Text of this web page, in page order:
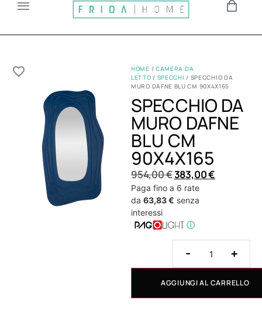
HOME / CAMERA DA
LETTO / SPECCHI / SPECCHIO DA
MURO DAFNE BLU CM 90X4X165
SPECCHIO DA
MURO DAFNE
BLU CM
90X4X165
954,00€383,00€
Paga fino a 6 rate
da 63,83 € senza
interessi
ⓘ
- +
AGGIUNGI AL CARRELLO